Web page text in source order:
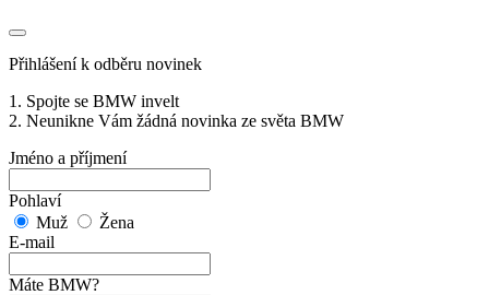
Přihlášení k odběru novinek
1. Spojte se BMW invelt
2. Neunikne Vám žádná novinka ze světa BMW
Jméno a příjmení
Pohlaví
Muž
Žena
E-mail
Máte BMW?